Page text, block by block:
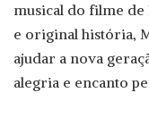
musical do filme de
e original história,
ajudar a nova
alegria e encanto